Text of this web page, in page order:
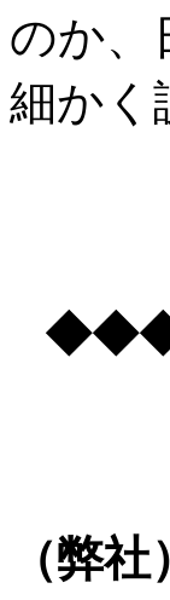
のか、
細かく
◆◆◆
（弊社